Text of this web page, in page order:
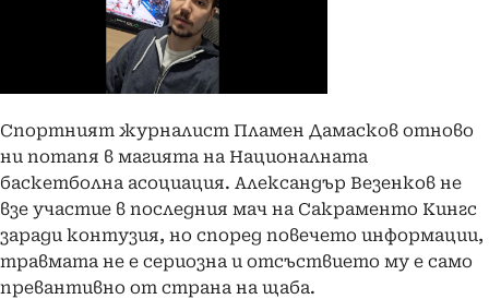
Спортният журналист Пламен Дамасков отново
ни потапя в магията на Националната
баскетболна асоциация. Александър Везенков не
взе участие в последния мач на Сакраменто Кингс
заради контузия, но според повечето информации,
травмата не е сериозна и отсъствието му е само
превантивно от страна на щаба.